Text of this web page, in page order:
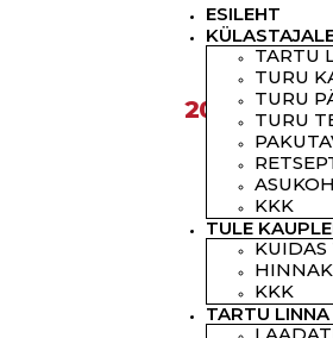
20.august
ESILEHT
TARTU
TURU
TURU
TURU
KKK
TULE
KUIDAS
KKK
TARTU